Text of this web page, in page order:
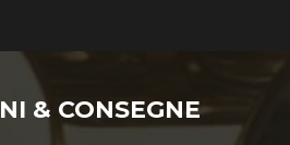
& CONSEGNE